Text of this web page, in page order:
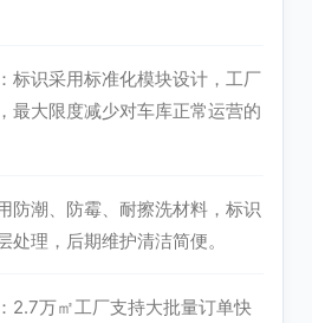
：标识采用标准化模块设计，工厂
最大限度减少对车库正常运营的
防潮、防霉、耐擦洗材料，标识
处理，后期维护清洁简便。
：2.7万㎡工厂支持大批量订单快